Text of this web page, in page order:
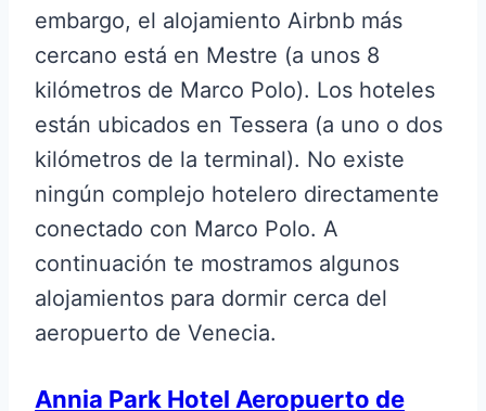
embargo, el alojamiento Airbnb más
cercano está en Mestre (a unos 8
kilómetros de Marco Polo). Los hoteles
están ubicados en Tessera (a uno o dos
kilómetros de la terminal). No existe
ningún complejo hotelero directamente
conectado con Marco Polo. A
continuación te mostramos algunos
alojamientos para dormir cerca del
aeropuerto de Venecia.
Annia Park Hotel Aeropuerto de